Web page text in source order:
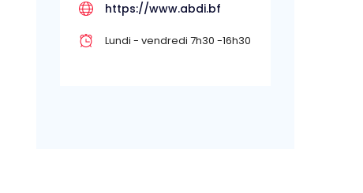
https://www.abdi.bf
Lundi - vendredi 7h30 -16h30